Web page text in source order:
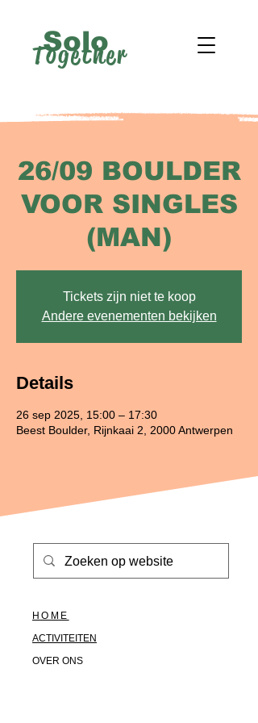
Together
Solo
26/09 BOULDER
VOOR SINGLES
(MAN)
Tickets zijn niet te koop
Andere evenementen bekijken
Details
26 sep 2025, 15:00 – 17:30
Beest Boulder, Rijnkaai 2, 2000 Antwerpen
HOME
ACTIVITEITEN
OVER ONS